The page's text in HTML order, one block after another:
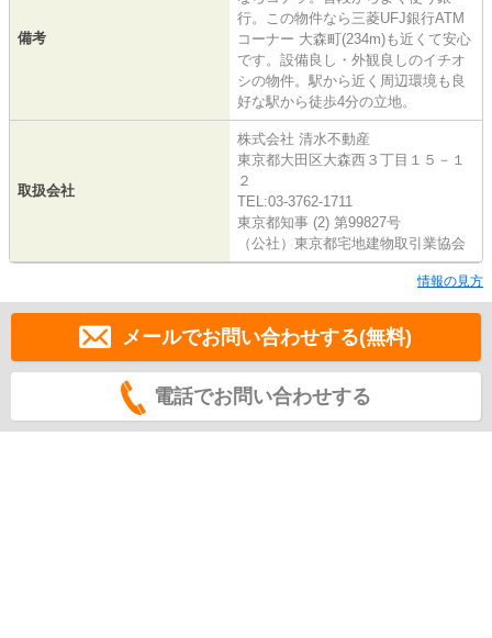
備考
行。この物件なら三菱UFJ銀行ATM
コーナー 大森町(234m)も近くて安心
です。設備良し・外観良しのイチオ
シの物件。駅から近く周辺環境も良
好な駅から徒歩4分の立地。
取扱会社
株式会社 清水不動産
東京都大田区大森西３丁目１５－１
２
TEL:03-3762-1711
東京都知事 (2) 第99827号
（公社）東京都宅地建物取引業協会
情報の見方
メールでお問い合わせする(無料)
電話でお問い合わせする